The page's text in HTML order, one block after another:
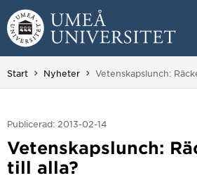
Hoppa direkt till innehållet
Huvudmenyn dold.
Start Nyheter Du är här:
Vetenskapslunch:
Publicerad: 2013-02-14
Vetenskapslunch:
till alla?